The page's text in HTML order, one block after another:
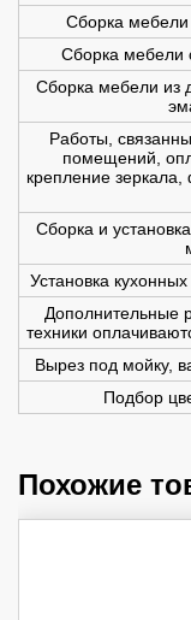
Сборка
Сборка мебели
Сборка мебели из
Работы,
помещений,
крепление
Сборка и
Установка
Дополнительные
техники
Вырез под мойку,
Подбор
Похожие